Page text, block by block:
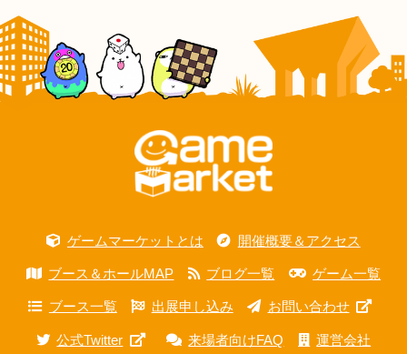
ゲームマーケットとは 開催概要＆アクセス
ブース＆ホールMAP ブログ一覧 ゲーム一覧
ブース一覧 出展申し込み お問い合わせ
公式Twitter 来場者向けFAQ 運営会社